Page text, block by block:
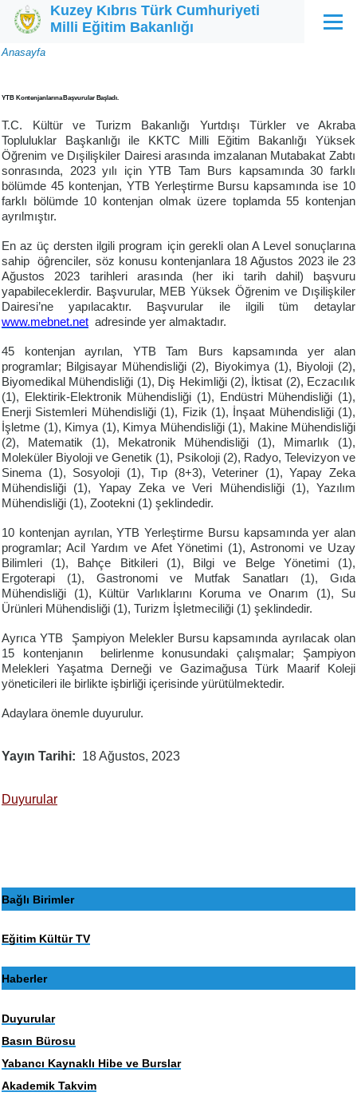
Ana içeriğe atla
Kuzey Kıbrıs Türk Cumhuriyeti
Milli Eğitim Bakanlığı
Menü
Sayfa
Anasayfa
YTB Kontenjanlarına Başvurular Başladı.
T.C. Kültür ve Turizm Bakanlığı Yurtdışı Türkler ve Akraba
Topluluklar Başkanlığı ile KKTC Milli Eğitim Bakanlığı Yüksek
Öğrenim ve Dışilişkiler Dairesi arasında imzalanan Mutabakat Zabtı
sonrasında, 2023 yılı için YTB Tam Burs kapsamında 30 farklı
bölümde 45 kontenjan, YTB Yerleştirme Bursu kapsamında ise 10
farklı bölümde 10 kontenjan olmak üzere toplamda 55 kontenjan
ayrılmıştır.
En az üç dersten ilgili program için gerekli olan A Level sonuçlarına
sahip öĝrenciler, söz konusu kontenjanlara 18 Ağustos 2023 ile 23
Ağustos 2023 tarihleri arasında (her iki tarih dahil) başvuru
yapabileceklerdir. Başvurular, MEB Yüksek Öğrenim ve Dışilişkiler
Dairesi’ne yapılacaktır. Başvurular ile ilgili tüm detaylar
www.mebnet.net adresinde yer almaktadır.
45 kontenjan ayrılan, YTB Tam Burs kapsamında yer alan
programlar; Bilgisayar Mühendisliği (2), Biyokimya (1), Biyoloji (2),
Biyomedikal Mühendisliği (1), Diş Hekimliği (2), İktisat (2), Eczacılık
(1), Elektirik-Elektronik Mühendisliği (1), Endüstri Mühendisliği (1),
Enerji Sistemleri Mühendisliği (1), Fizik (1), İnşaat Mühendisliği (1),
İşletme (1), Kimya (1), Kimya Mühendisliği (1), Makine Mühendisliği
(2), Matematik (1), Mekatronik Mühendisliği (1), Mimarlık (1),
Moleküler Biyoloji ve Genetik (1), Psikoloji (2), Radyo, Televizyon ve
Sinema (1), Sosyoloji (1), Tıp (8+3), Veteriner (1), Yapay Zeka
Mühendisliği (1), Yapay Zeka ve Veri Mühendisliği (1), Yazılım
Mühendisliği (1), Zootekni (1) şeklindedir.
10 kontenjan ayrılan, YTB Yerleştirme Bursu kapsamında yer alan
programlar; Acil Yardım ve Afet Yönetimi (1), Astronomi ve Uzay
Bilimleri (1), Bahçe Bitkileri (1), Bilgi ve Belge Yönetimi (1),
Ergoterapi (1), Gastronomi ve Mutfak Sanatları (1), Gıda
Mühendisliği (1), Kültür Varlıklarını Koruma ve Onarım (1), Su
Ürünleri Mühendisliği (1), Turizm İşletmeciliği (1) şeklindedir.
Ayrıca YTB Şampiyon Melekler Bursu kapsamında ayrılacak olan
15 kontenjanın belirlenme konusundaki çalışmalar; Şampiyon
Melekleri Yaşatma Derneği ve Gazimağusa Türk Maarif Koleji
yöneticileri ile birlikte işbirliği içerisinde yürütülmektedir.
Adaylara önemle duyurulur.
Yayın Tarihi 18 Ağustos, 2023
Duyurular
Bağlı Birimler
Eğitim Kültür TV
Haberler
Duyurular
Basın Bürosu
Yabancı Kaynaklı Hibe ve Burslar
Akademik Takvim